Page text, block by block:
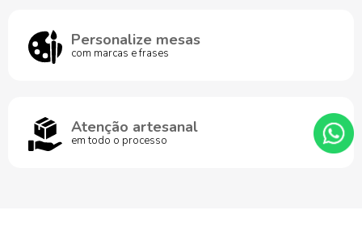
Personalize mesas
com marcas e frases
Atenção artesanal
em todo o processo